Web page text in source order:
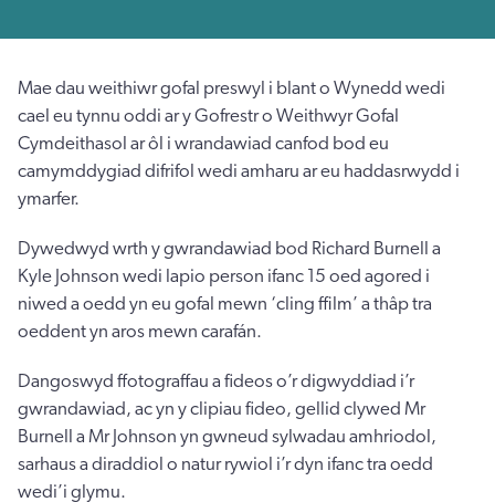
Mae dau weithiwr gofal preswyl i blant o Wynedd wedi
cael eu tynnu oddi ar y Gofrestr o Weithwyr Gofal
Cymdeithasol ar ôl i wrandawiad canfod bod eu
camymddygiad difrifol wedi amharu ar eu haddasrwydd i
ymarfer.
Dywedwyd wrth y gwrandawiad bod Richard Burnell a
Kyle Johnson wedi lapio person ifanc 15 oed agored i
niwed a oedd yn eu gofal mewn ‘cling ffilm’ a thâp tra
oeddent yn aros mewn carafán.
Dangoswyd ffotograffau a fideos o’r digwyddiad i’r
gwrandawiad, ac yn y clipiau fideo, gellid clywed Mr
Burnell a Mr Johnson yn gwneud sylwadau amhriodol,
sarhaus a diraddiol o natur rywiol i’r dyn ifanc tra oedd
wedi’i glymu.